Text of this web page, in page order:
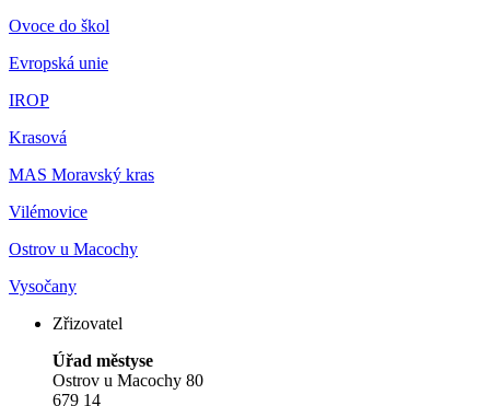
Ovoce do škol
Evropská unie
IROP
Krasová
MAS Moravský kras
Vilémovice
Ostrov u Macochy
Vysočany
Zřizovatel
Úřad městyse
Ostrov u Macochy 80
679 14